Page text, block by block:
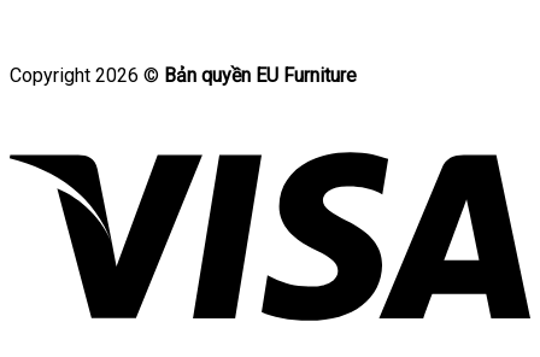
Copyright 2026 © Bản quyền EU Furniture